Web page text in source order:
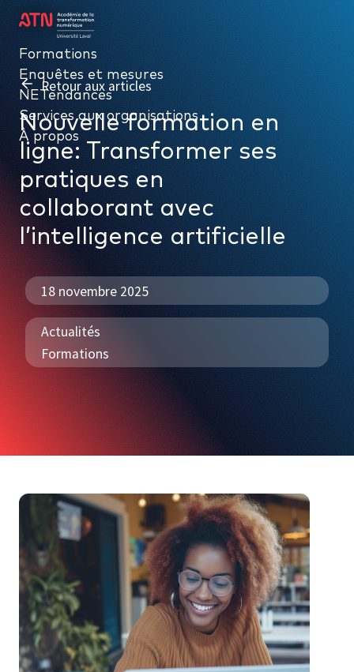
Retour aux articles
Nouvelle formation en
ligne: Transformer ses
pratiques en
collaborant avec
l’intelligence artificielle
18 novembre 2025
Actualités
Formations
Formations
Enquêtes et mesures
NETendances
Services aux organisations
À propos
Formations
Enquêtes et mesures
NETendances
Services aux organisations
À propos